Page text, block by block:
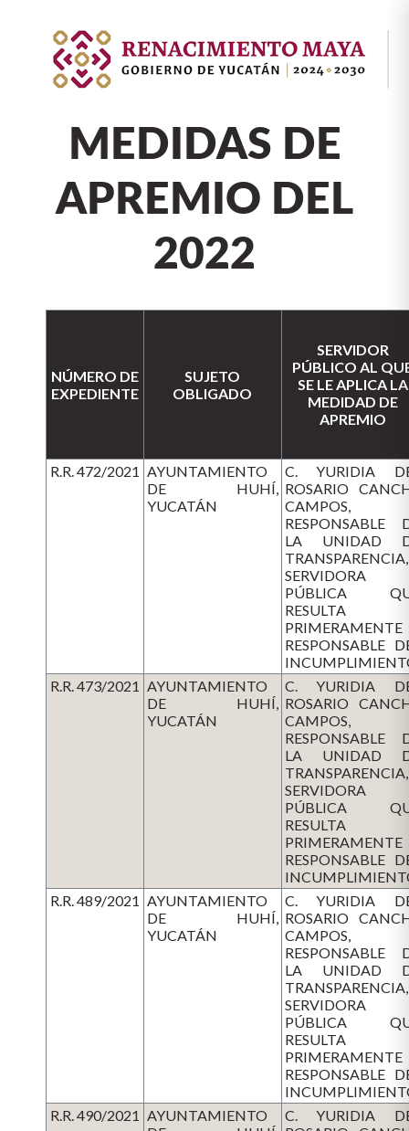
MEDIDAS DE
APREMIO DEL
2022
NÚMERO DE
EXPEDIENTE
SUJETO
OBLIGADO
SERVIDOR
PÚBLICO AL
SE LE APLICA LA
MEDIDAD DE
APREMIO
R.R. 472/2021 AYUNTAMIENTO
DE HUHÍ,
YUCATÁN
C. YURIDIA
ROSARIO
CAMPOS,
RESPONSABLE
LA UNIDAD
TRANSPARENCIA,
SERVIDORA
PÚBLICA
RESULTA
PRIMERAMENTE
RESPONSABLE
R.R. 473/2021 AYUNTAMIENTO
DE HUHÍ,
YUCATÁN
C. YURIDIA
ROSARIO
CAMPOS,
RESPONSABLE
LA UNIDAD
TRANSPARENCIA,
SERVIDORA
PÚBLICA
RESULTA
PRIMERAMENTE
RESPONSABLE
R.R. 489/2021 AYUNTAMIENTO
DE HUHÍ,
YUCATÁN
C. YURIDIA
ROSARIO
CAMPOS,
RESPONSABLE
LA UNIDAD
TRANSPARENCIA,
SERVIDORA
PÚBLICA
RESULTA
PRIMERAMENTE
RESPONSABLE
R.R. 490/2021 AYUNTAMIENTO
C. YURIDIA